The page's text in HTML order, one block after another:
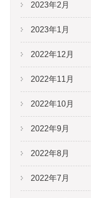
2023年2月
2023年1月
2022年12月
2022年11月
2022年10月
2022年9月
2022年8月
2022年7月